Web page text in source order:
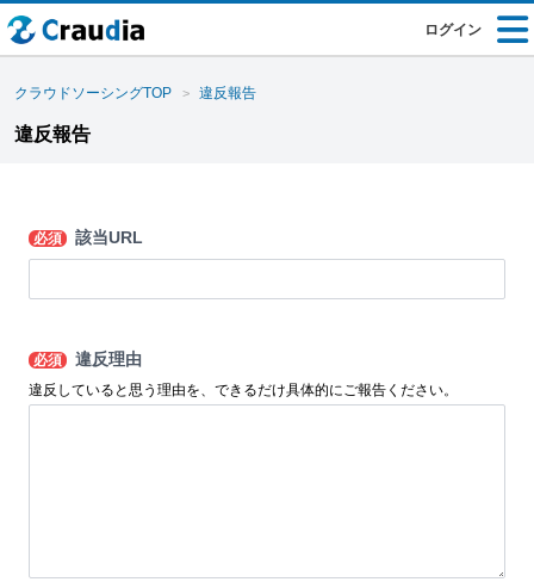
ログイン
クラウドソーシングTOP 違反報告
違反報告
必須 該当URL
必須 違反理由
違反していると思う理由を、できるだけ具体的にご報告ください。